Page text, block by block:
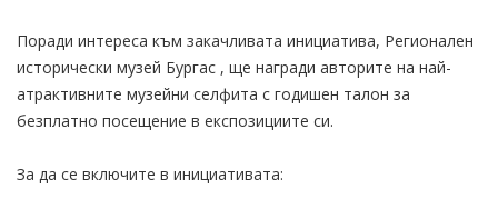
Поради интереса към закачливата инициатива, Регионален
исторически музей Бургас , ще награди авторите на най-
атрактивните музейни селфита с годишен талон за
безплатно посещение в експозициите си.
За да се включите в инициативата: